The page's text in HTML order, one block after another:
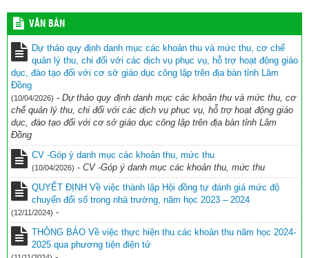
KẾ HOẠCH Triển khai thực hiện ứng dụng CNTT và chuyển đổi số
(11/11/2024)
BIÊN BẢN Tự đánh giá mức độ chuyển đổi số trong nhà trường
Năm học 2023 – 2024 (11/11/2024)
BÁO CÁO KẾT QUẢ ĐÁNH GIÁ MỨC ĐỘ CHUYỂN ĐỔI SỐ NĂM
HỌC 2023 – 2024 (11/11/2024)
VĂN BẢN
Dự thảo quy định danh mục các khoản thu và mức thu, cơ chế
quản lý thu, chi đối với các dịch vụ phục vụ, hỗ trợ hoạt động giáo
dục, đào tạo đối với cơ sở giáo dục công lập trên địa bàn tỉnh Lâm
Đồng
(10/04/2026) - Dự thảo quy định danh mục các khoản thu và mức thu, cơ
chế quản lý thu, chi đối với các dịch vụ phục vụ, hỗ trợ hoạt động giáo
dục, đào tạo đối với cơ sở giáo dục công lập trên địa bàn tỉnh Lâm
Đồng
CV -Góp ý danh mục các khoản thu, mức thu
(10/04/2026) - CV -Góp ý danh mục các khoản thu, mức thu
QUYẾT ĐỊNH Về việc thành lập Hội đồng tự đánh giá mức độ
chuyển đổi số trong nhà trường, năm học 2023 – 2024
(12/11/2024) -
THÔNG BÁO Về việc thực hiện thu các khoản thu năm học 2024-
2025 qua phương tiện điện tử